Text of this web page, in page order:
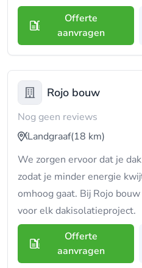
Offerte
aanvragen
Rojo bouw
Nog geen reviews
Landgraaf(18 km)
We zorgen ervoor dat je
zodat je minder energie
omhoog gaat. Bij Rojo
voor elk dakisolatieproject.
Offerte
aanvragen